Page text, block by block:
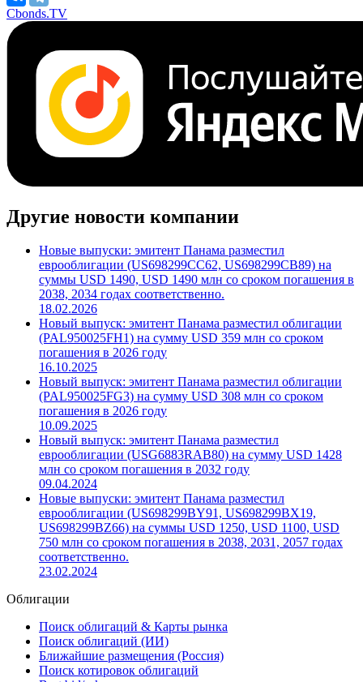
Cbonds.TV
Другие новости компании
Новые выпуски: эмитент Панама разместил
еврооблигации (US698299CC62, US698299CB89) на
суммы USD 1490, USD 1490 млн со сроком погашения в
2038, 2034 годах соответственно.
18.02.2026
Новый выпуск: эмитент Панама разместил облигации
(PAL950025FH1) на сумму USD 359 млн со сроком
погашения в 2026 году
16.10.2025
Новый выпуск: эмитент Панама разместил облигации
(PAL950025FG3) на сумму USD 308 млн со сроком
погашения в 2026 году
10.09.2025
Новый выпуск: эмитент Панама разместил
еврооблигации (USG6883RAB80) на сумму USD 1428
млн со сроком погашения в 2032 году
09.04.2024
Новые выпуски: эмитент Панама разместил
еврооблигации (US698299BY91, US698299BX19,
US698299BZ66) на суммы USD 1250, USD 1100, USD
750 млн со сроком погашения в 2038, 2031, 2057 годах
соответственно.
23.02.2024
Облигации
Поиск облигаций & Карты рынка
Поиск облигаций (ИИ)
Ближайшие размещения (Россия)
Поиск котировок облигаций